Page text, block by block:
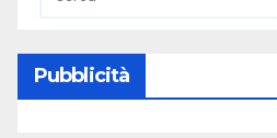
Pubblicità